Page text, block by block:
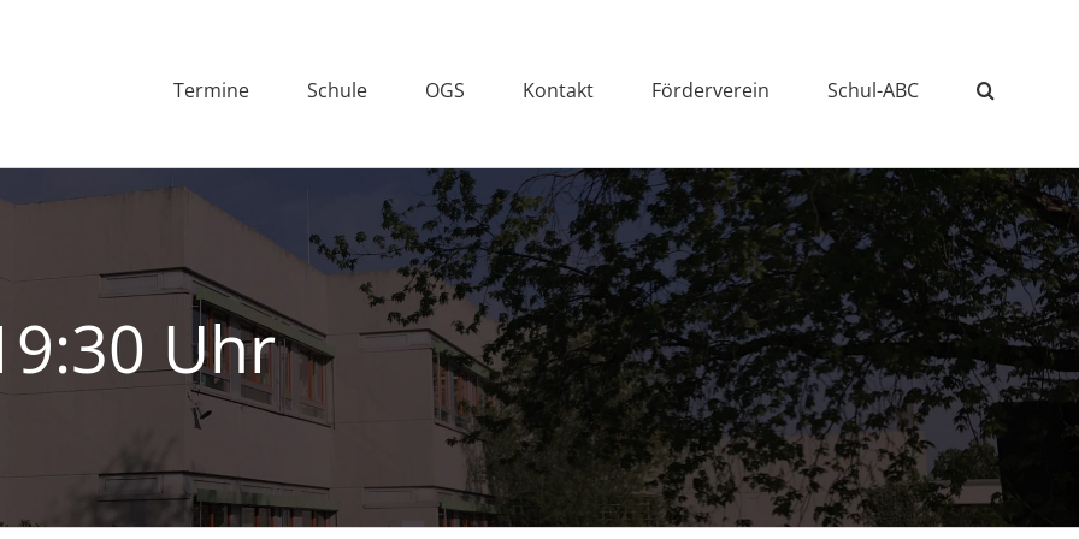
Termine Schule OGS Kontakt Förderverein Schul-ABC
Uhr